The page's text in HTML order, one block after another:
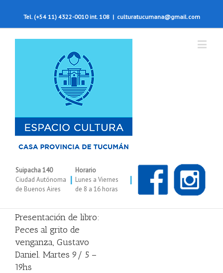
Tel. (+54 11) 4322-0010 int. 108 | culturatucumana@gmail.com
Suipacha 140
Ciudad Autónoma
de Buenos Aires
|
Horario
Lunes a Viernes
de 8 a 16 horas
|
Presentación de libro:
Peces al grito de
venganza, Gustavo
Daniel. Martes 9/ 5 –
19hs